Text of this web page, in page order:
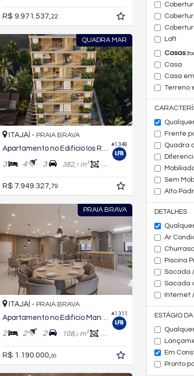
Loft
Casas
Casa
Casa
Terreno
Frente
Quadra
Sem
Alto
DETALHES
Ar
Piscina
Sacada
Sacada
Internet
ESTÁGIO
Em
Pronto
R$ 9.971.537,22
QUADRA MAR
#1.346
ITAJAÍ - PRAIA BRAVA
Apartamento no Edifício Ios Residencial
3 4 3 382, 1 m² 210,
R$ 7.949.327, 79
PRAIA BRAVA
#1.311
ITAJAÍ - PRAIA BRAVA
Apartamento no Edifício Manu Bay
2 2 2 108,0m² 68,
R$ 1.190.000, 00